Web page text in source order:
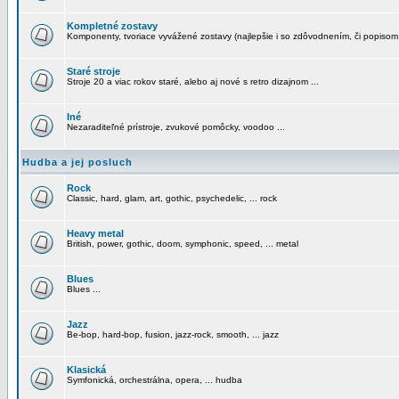
Kompletné zostavy
Komponenty, tvoriace vyvážené zostavy (najlepšie i so zdôvodnením, či
Staré stroje
Stroje 20 a viac rokov staré, alebo aj nové s retro dizajnom ...
Iné
Nezaraditeľné prístroje, zvukové pomôcky, voodoo ...
Hudba a jej posluch
Rock
Classic, hard, glam, art, gothic, psychedelic, ... rock
Heavy metal
British, power, gothic, doom, symphonic, speed, ... metal
Blues
Blues ...
Jazz
Be-bop, hard-bop, fusion, jazz-rock, smooth, ... jazz
Klasická
Symfonická, orchestrálna, opera, ... hudba